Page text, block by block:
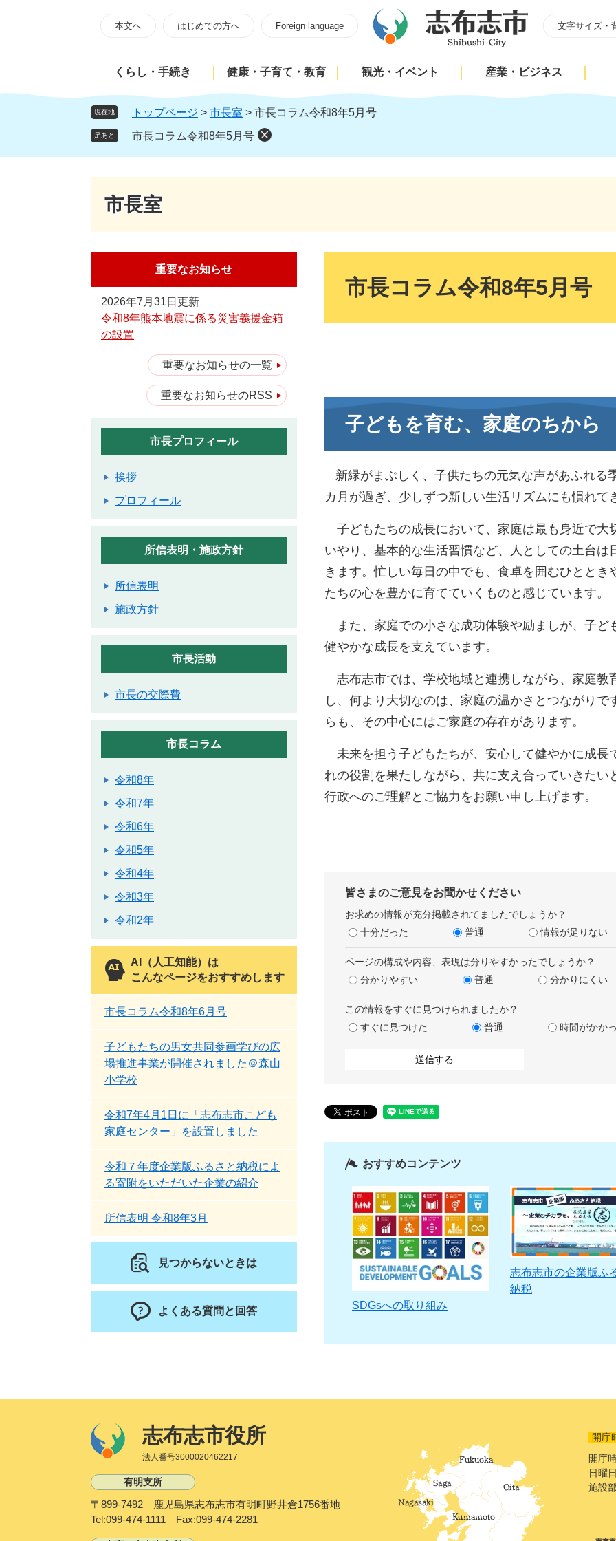
頭
飛
本
本文へ はじめての方へ Foreign language 文字サイズ・
くらし・手続き 健康・子育て・教育 観光・イベント 産業・ビジネス
現在地 トップページ > 市長室 > 市長コラム令和8年5月号
足あと 市長コラム令和8年5月号
市長室
市長コラム令和8年5月号
子どもを育む、家庭のちから
新緑がまぶしく、子供たちの元気な声があふれる
カ月が過ぎ、少しずつ新しい生活リズムにも慣れて
子どもたちの成長において、家庭は最も身近で大
いやり、基本的な生活習慣など、人としての土台
きます。忙しい毎日の中でも、食卓を囲むひとと
たちの心を豊かに育てていくものと感じています。​
また、家庭での小さな成功体験や励ましが、子ど
健やかな成長を支えています。​
志布志市では、学校地域と連携しながら、家庭教
し、何より大切なのは、家庭の温かさとつながり
らも、その中心にはご家庭の存在があります。​
未来を担う子どもたちが、安心して健やかに成長
れの役割を果たしながら、共に支え合っていきた
行政へのご理解とご協力をお願い申し上げます。​​
皆さまのご意見をお聞かせください
お求めの情報が充分掲載されてましたでしょうか？
十分だった
普通 情報が足りない
ページの構成や内容、表現は分りやすかったでしょうか？
分かりやすい
普通 分かりにくい
この情報をすぐに見つけられましたか？
すぐに見つけた
普通 時間がかか
おすすめコンテンツ
SDGsへの取り組み
志布志市の企業版ふ
納税
重要なお知らせ
2026年7月31日更新
令和8年熊本地震に係る災害義援金箱
の設置
重要なお知らせの一覧
重要なお知らせのRSS
市長プロフィール
挨拶
プロフィール
所信表明・施政方針
所信表明
施政方針
市長活動
市長の交際費
市長コラム
令和8年
令和7年
令和6年
令和5年
令和4年
令和3年
令和2年
AI（人工知能）は
こんなページをおすすめします
市長コラム令和8年6月号
子どもたちの男女共同参画学びの広
場推進事業が開催されました＠森山
小学校
令和7年4月1日に「志布志市こども
家庭センター」を設置しました
令和７年度企業版ふるさと納税によ
る寄附をいただいた企業の紹介
所信表明 令和8年3月
見つからないときは
よくある質問と回答
志布志市役所
法人番号3000020462217
有明支所
〒899-7492 鹿児島県志布志市有明町野井倉1756番地
Tel:099-474-1111 Fax:099-474-2281
開庁
開庁
日曜
施設